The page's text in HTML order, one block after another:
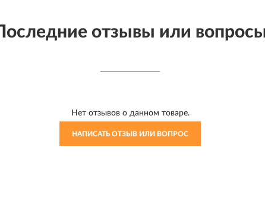
отзывы или
Нет отзывов о данном товаре.
НАПИСАТЬ ОТЗЫВ ИЛИ ВОПРОС